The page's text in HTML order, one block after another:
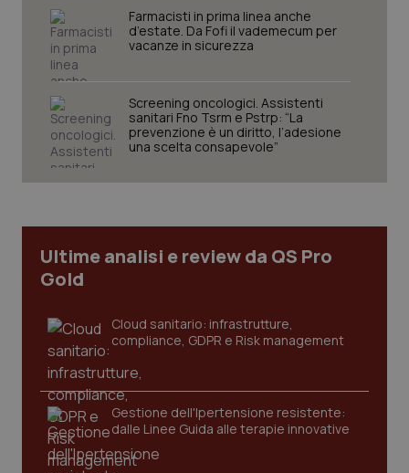
Farmacisti in prima linea anche
d’estate. Da Fofi il vademecum per
vacanze in sicurezza
Screening oncologici. Assistenti
sanitari Fno Tsrm e Pstrp: “La
prevenzione è un diritto, l’adesione
una scelta consapevole”
Ultime analisi e review da QS Pro
Gold
Cloud sanitario: infrastrutture,
compliance, GDPR e Risk management
Gestione dell'Ipertensione resistente:
dalle Linee Guida alle terapie innovative
navigazione sulle pagine e l'accesso alle aree
protette del sito. Il sito web non è in grado di
funzionare correttamente senza questi cookie.
Nome
Fornitore/Dominio
VISITOR_PRIVACY_METADATA
YouTube
.youtube.com
CookieScriptConsent
www.quotidianosanita.it